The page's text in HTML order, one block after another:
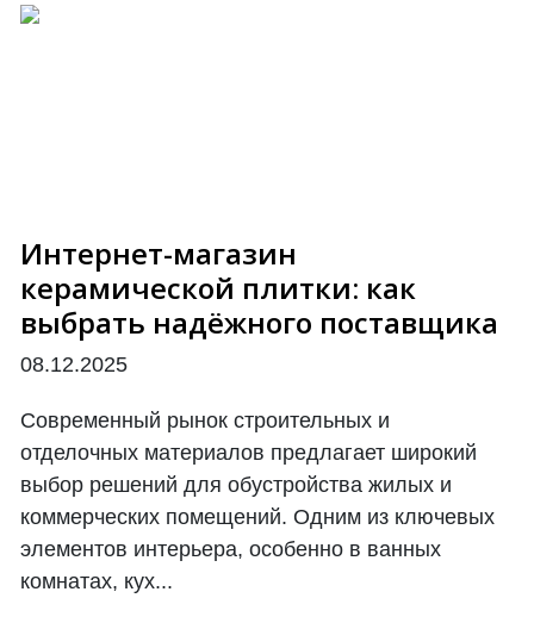
Интернет-магазин
керамической плитки: как
выбрать надёжного поставщика
08.12.2025
Современный рынок строительных и
отделочных материалов предлагает широкий
выбор решений для обустройства жилых и
коммерческих помещений. Одним из ключевых
элементов интерьера, особенно в ванных
комнатах, кух...